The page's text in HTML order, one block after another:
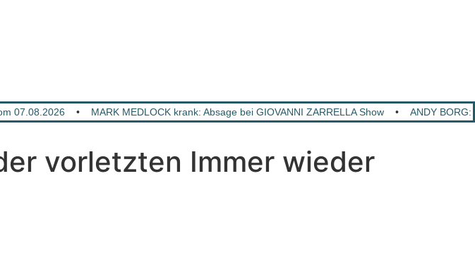
07.08.2026 • MARK MEDLOCK krank: Absage bei GIOVANNI ZARRELLA Show • ANDY
vorletzten Immer wieder